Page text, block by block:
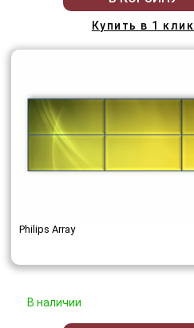
Купить в 1 клик
Philips Array
В наличии